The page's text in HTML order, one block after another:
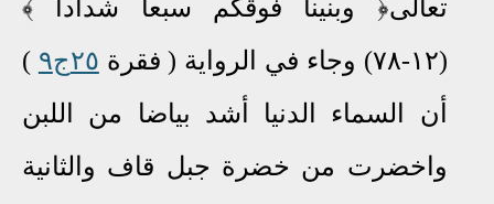
تعالى﴿ وبنينا فوقكم سبعا شدادا ﴾
(١٢-٧٨) وجاء في الرواية ( فقرة
٢٥ج٩
)
أن السماء الدنيا أشد بياضا من اللبن
واخضرت من خضرة جبل قاف والثانية